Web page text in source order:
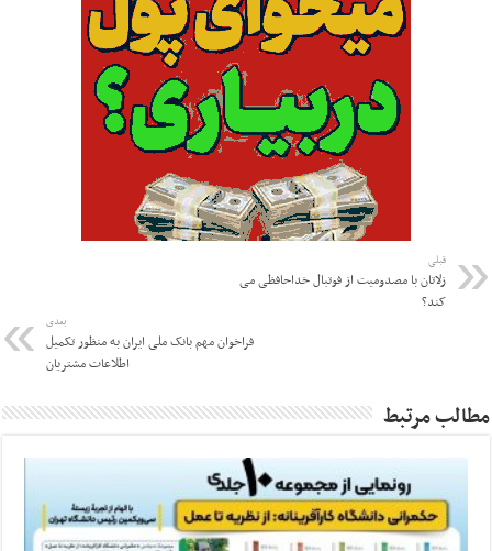
قبلی
زلاتان با مصدومیت از فوتبال خداحافظی می
کند؟
بعدی
فراخوان مهم بانک ملی ایران به منظور تکمیل
اطلاعات مشتریان
مطالب مرتبط